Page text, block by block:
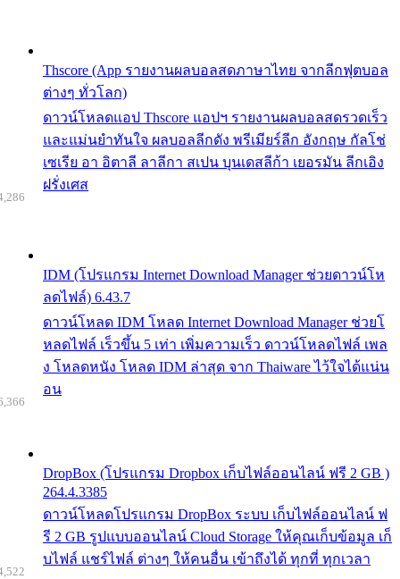
Thscore (App รายงานผลบอลสดภาษาไทย จากลีกฟุตบอล
ต่างๆ ทั่วโลก)
ดาวน์โหลดแอป Thscore แอปฯ รายงานผลบอลสดรวดเร็ว
และแม่นยำทันใจ ผลบอลลีกดัง พรีเมียร์ลีก อังกฤษ กัลโช่
เซเรีย อา อิตาลี ลาลีกา สเปน บุนเดสลีก้า เยอรมัน ลีกเอิง
ฝรั่งเศส
IDM (โปรแกรม Internet Download Manager ช่วยดาวน์โห
ลดไฟล์) 6.43.7
ดาวน์โหลด IDM โหลด Internet Download Manager ช่วยโ
หลดไฟล์ เร็วขึ้น 5 เท่า เพิ่มความเร็ว ดาวน์โหลดไฟล์ เพล
ง โหลดหนัง โหลด IDM ล่าสุด จาก Thaiware ไว้ใจได้แน่น
อน
DropBox (โปรแกรม Dropbox เก็บไฟล์ออนไลน์ ฟรี 2 GB )
264.4.3385
ดาวน์โหลดโปรแกรม DropBox ระบบ เก็บไฟล์ออนไลน์ ฟ
รี 2 GB รูปแบบออนไลน์ Cloud Storage ให้คุณเก็บข้อมูล เก็
บไฟล์ แชร์ไฟล์ ต่างๆ ให้คนอื่น เข้าถึงได้ ทุกที่ ทุกเวลา